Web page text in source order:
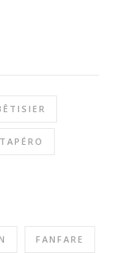
FANFARE